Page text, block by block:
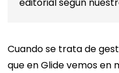
Cuando se trata de
que en Glide vemos en